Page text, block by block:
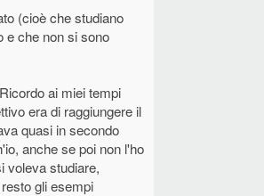
(cioè che studiano
e che non si sono
ai miei tempi
era di raggiungere il
quasi in secondo
anche se poi non l'ho
voleva studiare,
gli esempi